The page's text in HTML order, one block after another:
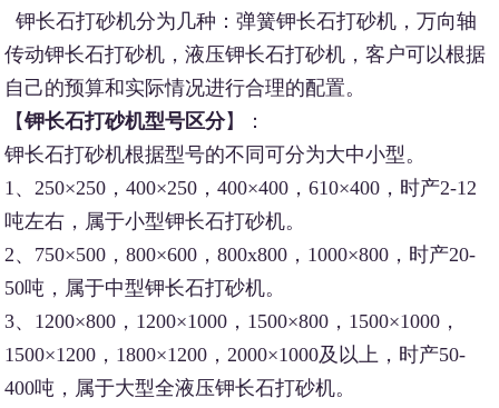
钾长石打砂机分为几种：弹簧钾长石打砂机，万向轴
传动钾长石打砂机，液压钾长石打砂机，客户可以根据
自己的预算和实际情况进行合理的配置。
【钾长石打砂机型号区分】：
钾长石打砂机根据型号的不同可分为大中小型。
1、250×250，400×250，400×400，610×400，时产2-12
吨左右，属于小型钾长石打砂机。
2、750×500，800×600，800x800，1000×800，时产20-
50吨，属于中型钾长石打砂机。
3、1200×800，1200×1000，1500×800，1500×1000，
1500×1200，1800×1200，2000×1000及以上，时产50-
400吨，属于大型全液压钾长石打砂机。